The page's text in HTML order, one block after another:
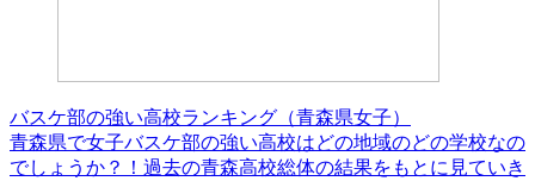
バスケ部の強い高校ランキング（青森県女子）
青森県で女子バスケ部の強い高校はどの地域のどの学校なの
でしょうか？！過去の青森高校総体の結果をもとに見ていき